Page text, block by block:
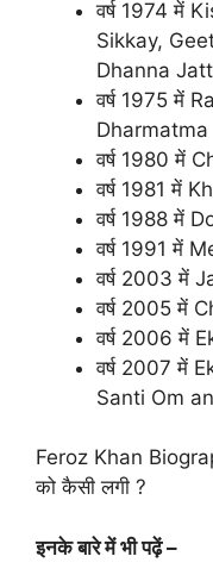
वर्ष 1974 में
Sikkay,
Dhanna
वर्ष 1975 में
Dharmatma
वर्ष 1980 में
वर्ष 1981 में
वर्ष 1988 में
वर्ष 1991 में
वर्ष 2003 में
वर्ष 2005 में
वर्ष 2006 में
वर्ष 2007 में
Santi Om
Feroz Khan
को कैसी लगी ?
इनके बारे में भी पढ़ें –